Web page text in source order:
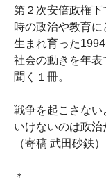
第２次安倍政権下
時の政治や教育に
生まれ育った
社会の動きを年
聞く１冊。
戦争を起こさな
いけないのは政治
（寄稿 武田砂鉄）
＊